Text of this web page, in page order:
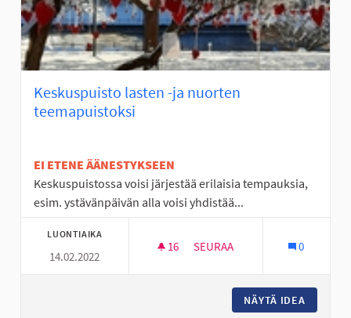
Keskuspuisto lasten -ja nuorten
teemapuistoksi
EI ETENE ÄÄNESTYKSEEN
Keskuspuistossa voisi järjestää erilaisia tempauksia,
esim. ystävänpäivän alla voisi yhdistää...
LUONTIAIKA
14.02.2022
16 16 SEURAAJAA
SEURAA 0
NÄYTÄ IDEA